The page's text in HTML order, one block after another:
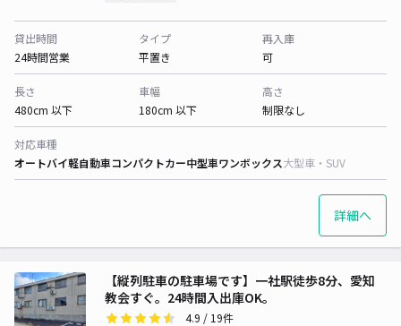
貸出時間
24時間営業
タイプ
平置き
再入庫
可
長さ
480cm 以下
車幅
180cm 以下
高さ
制限なし
対応車種
オートバイ軽自動車コンパクトカー中型車ワンボックス大型車・SUV
詳細へ
【縦列駐車の駐車場です】一社駅徒歩8分、愛知
教会すぐ。24時間入出庫OK。
4.9 / 19件